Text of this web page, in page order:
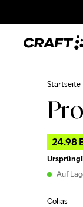
Startseite
24.98
Auf
Colias